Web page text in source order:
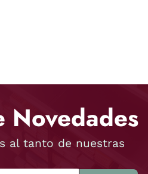
Novedades
al tanto de nuestras